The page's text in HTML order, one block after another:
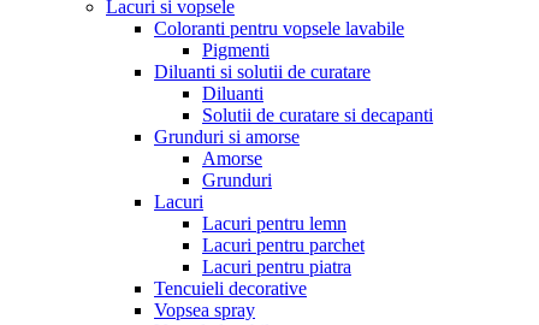
Lacuri si vopsele
Coloranti pentru vopsele lavabile
Pigmenti
Diluanti si solutii de curatare
Diluanti
Solutii de curatare si decapanti
Grunduri si amorse
Amorse
Grunduri
Lacuri
Lacuri pentru lemn
Lacuri pentru parchet
Lacuri pentru piatra
Tencuieli decorative
Vopsea spray